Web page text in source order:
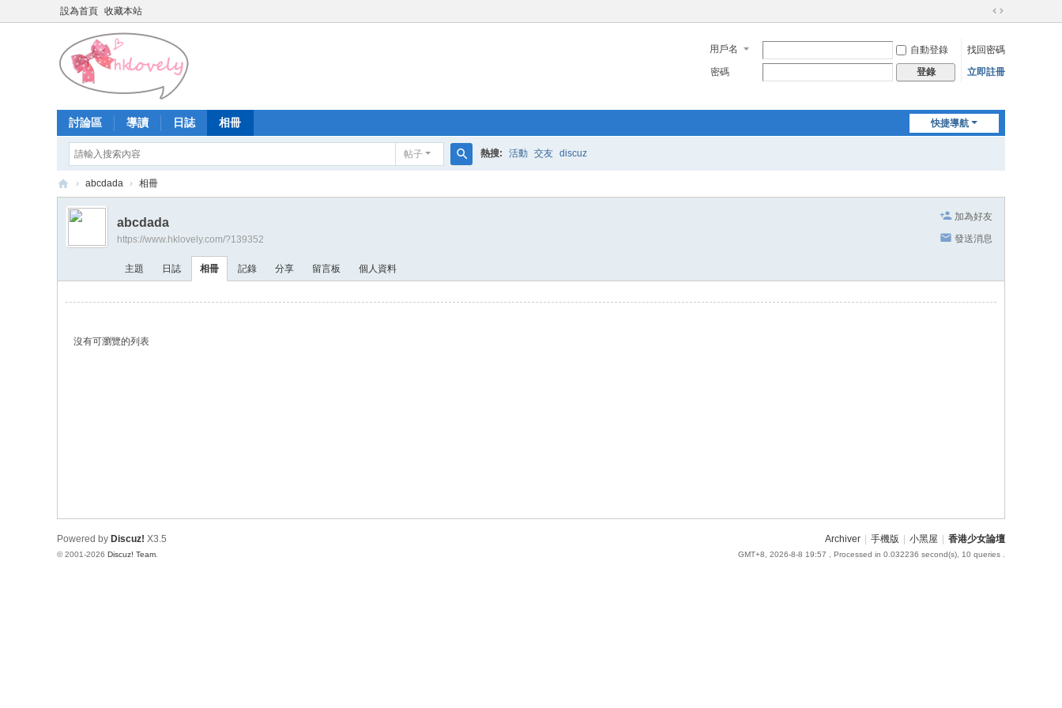
設為首頁 收藏本站
切
到
寬
用戶名 自動登錄
找回密碼
密碼
登錄 立即註冊
快捷導航
討論區 導讀 日誌 相冊
帖子
索
熱搜: 活動 交友 discuz
香
少
› abcdada › 相冊
加為好友
發送消息
abcdada
https://www.hklovely.com/?139352
主題 日誌 相冊 記錄 分享 留言板 個人資料
沒有可瀏覽的列表
Archiver 手機版 小黑屋 香港少女論壇
GMT+8, 2026-8-8 19:57 , Processed in 0.032236 second(s), 10 queries .
Powered by Discuz! X3.5
© 2001-2026 Discuz! Team